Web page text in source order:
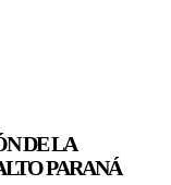
DE LA
PARANÁ